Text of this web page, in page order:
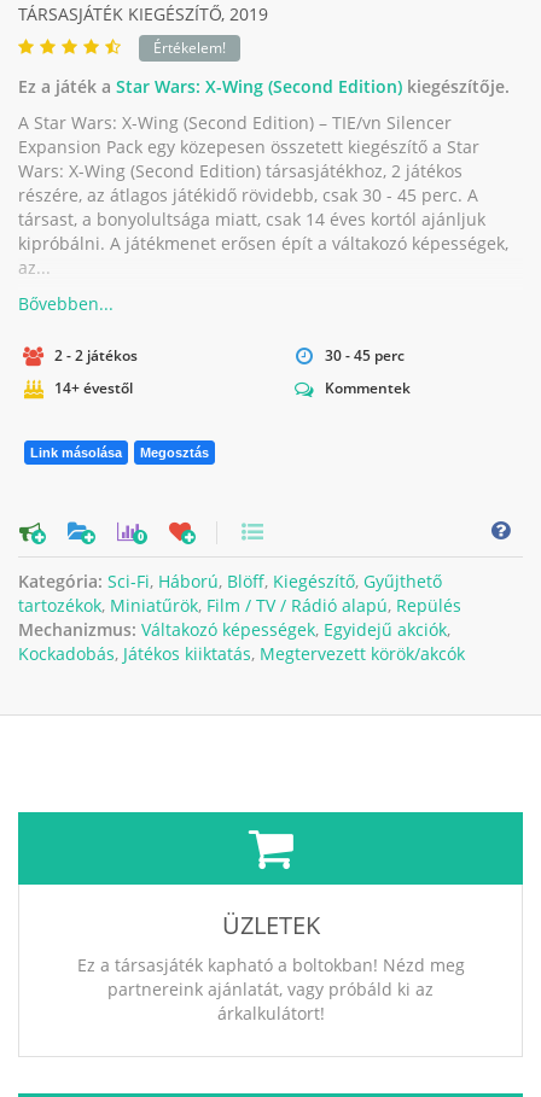
TÁRSASJÁTÉK KIEGÉSZÍTŐ, 2019
Értékelem!
Ez a játék a Star Wars: X-Wing (Second Edition) kiegészítője.
A Star Wars: X-Wing (Second Edition) – TIE/vn Silencer
Expansion Pack egy közepesen összetett kiegészítő a Star
Wars: X-Wing (Second Edition) társasjátékhoz, 2 játékos
részére, az átlagos játékidő rövidebb, csak 30 - 45 perc. A
társast, a bonyolultsága miatt, csak 14 éves kortól ajánljuk
kipróbálni. A játékmenet erősen épít a váltakozó képességek,
az...
2 - 2 játékos
30 - 45 perc
14+ évestől
Kommentek
Link másolása Megosztás
0
Kategória: Sci-Fi, Háború, Blöff, Kiegészítő, Gyűjthető
tartozékok, Miniatűrök, Film / TV / Rádió alapú, Repülés
Mechanizmus: Váltakozó képességek, Egyidejű akciók,
Kockadobás, Játékos kiiktatás, Megtervezett körök/akcók
ÜZLETEK
Ez a társasjáték kapható a boltokban! Nézd meg
partnereink ajánlatát, vagy próbáld ki az
árkalkulátort!